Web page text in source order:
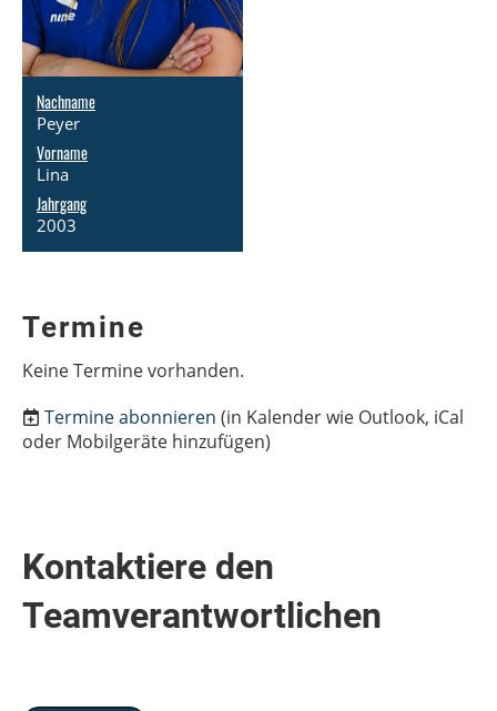
Nachname
Peyer
Vorname
Lina
Jahrgang
2003
Termine
Keine Termine vorhanden.
Termine abonnieren (in Kalender wie Outlook, iCal
oder Mobilgeräte hinzufügen)
Kontaktiere den
Teamverantwortlichen